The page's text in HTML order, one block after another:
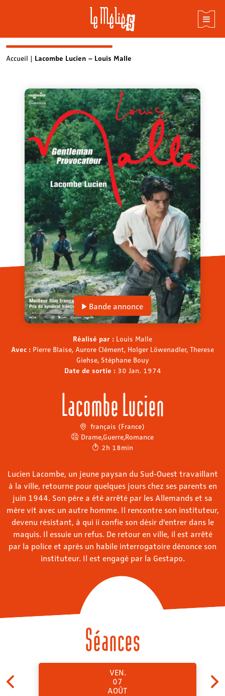
SkipAccueil | Lacombe Lucien – Louis Malle
Bande annonce
Réalisé par : Louis Malle
Avec : Pierre Blaise, Aurore Clément, Holger Löwenadler, Therese
Giehse, Stéphane Bouy
Date de sortie : 30 Jan. 1974
Lacombe Lucien
français (France)
Drame,Guerre,Romance
2h 18min
Lucien Lacombe, un jeune paysan du Sud-Ouest travaillant
à la ville, retourne pour quelques jours chez ses parents en
juin 1944. Son père a été arrêté par les Allemands et sa
mère vit avec un autre homme. Il rencontre son instituteur,
devenu résistant, à qui ii confie son désir d'entrer dans le
maquis. Il essuie un refus. De retour en ville, il est arrêté
par la police et après un habile interrogatoire dénonce son
instituteur. Il est engagé par la Gestapo.
Séances
VEN.
07
AOÛT